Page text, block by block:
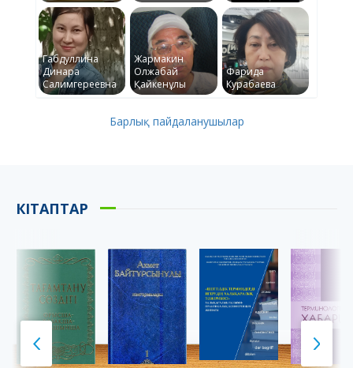
Габдуллина
Динара
Салимгереевна
Жармакин
Олжабай
Қайкенұлы
Фарида
Курабаева
Барлық пайдаланушылар
КІТАПТАР